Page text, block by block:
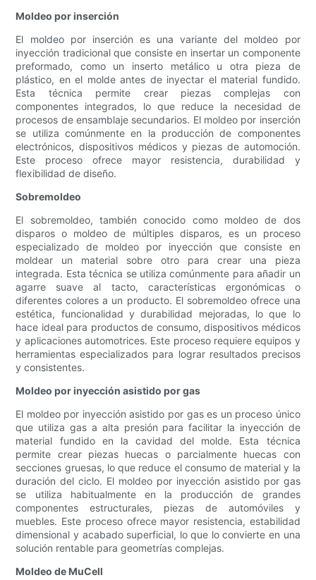
Moldeo por inserción
El moldeo por inserción es una variante del moldeo por
inyección tradicional que consiste en insertar un componente
preformado, como un inserto metálico u otra pieza de
plástico, en el molde antes de inyectar el material fundido.
Esta técnica permite crear piezas complejas con
componentes integrados, lo que reduce la necesidad de
procesos de ensamblaje secundarios. El moldeo por inserción
se utiliza comúnmente en la producción de componentes
electrónicos, dispositivos médicos y piezas de automoción.
Este proceso ofrece mayor resistencia, durabilidad y
flexibilidad de diseño.
Sobremoldeo
El sobremoldeo, también conocido como moldeo de dos
disparos o moldeo de múltiples disparos, es un proceso
especializado de moldeo por inyección que consiste en
moldear un material sobre otro para crear una pieza
integrada. Esta técnica se utiliza comúnmente para añadir un
agarre suave al tacto, características ergonómicas o
diferentes colores a un producto. El sobremoldeo ofrece una
estética, funcionalidad y durabilidad mejoradas, lo que lo
hace ideal para productos de consumo, dispositivos médicos
y aplicaciones automotrices. Este proceso requiere equipos y
herramientas especializados para lograr resultados precisos
y consistentes.
Moldeo por inyección asistido por gas
El moldeo por inyección asistido por gas es un proceso único
que utiliza gas a alta presión para facilitar la inyección de
material fundido en la cavidad del molde. Esta técnica
permite crear piezas huecas o parcialmente huecas con
secciones gruesas, lo que reduce el consumo de material y la
duración del ciclo. El moldeo por inyección asistido por gas
se utiliza habitualmente en la producción de grandes
componentes estructurales, piezas de automóviles y
muebles. Este proceso ofrece mayor resistencia, estabilidad
dimensional y acabado superficial, lo que lo convierte en una
solución rentable para geometrías complejas.
Moldeo de MuCell